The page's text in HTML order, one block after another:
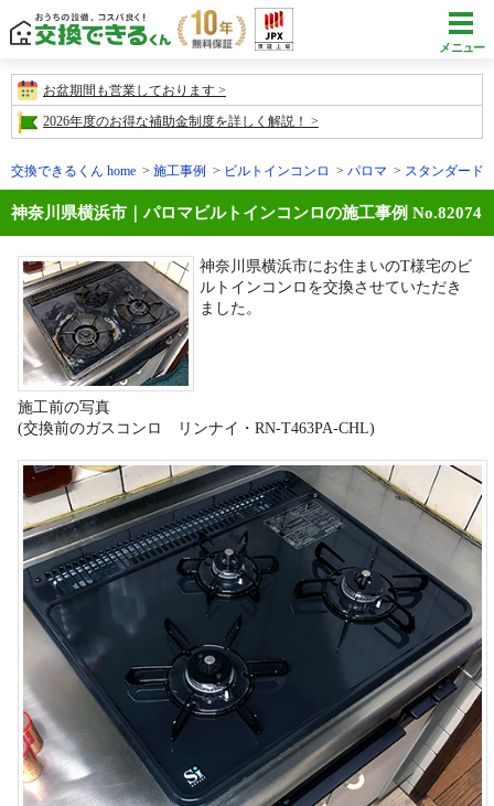
メニュー
お盆期間も営業しております
2026年度のお得な補助金制度を詳しく解説！
交換できるくん home 施工事例 ビルトインコンロ パロマ スタンダード
神奈川県横浜市｜パロマビルトインコンロの施工事例 No.82074
神奈川県横浜市にお住まいのT様宅のビ
ルトインコンロを交換させていただき
ました。
施工前の写真
(交換前のガスコンロ リンナイ・RN-T463PA-CHL)